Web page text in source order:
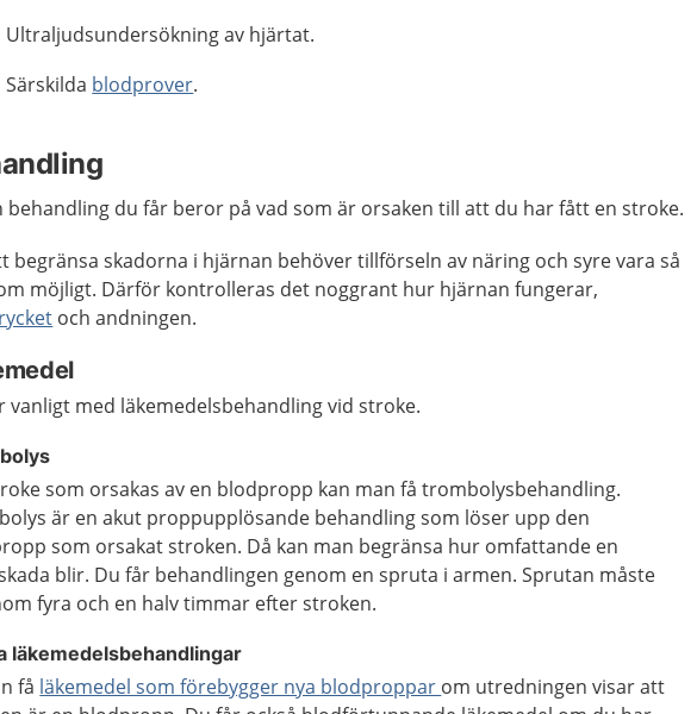
Ultraljudsundersökning av hjärtat.
Särskilda blodprover.
behandling du får beror på vad som är orsaken till att du har fått en stroke.
begränsa skadorna i hjärnan behöver tillförseln av näring och syre vara så
möjligt. Därför kontrolleras det noggrant hur hjärnan fungerar,
och andningen.
vanligt med läkemedelsbehandling vid stroke.
som orsakas av en blodpropp kan man få trombolysbehandling.
är en akut proppupplösande behandling som löser upp den
som orsakat stroken. Då kan man begränsa hur omfattande en
blir. Du får behandlingen genom en spruta i armen. Sprutan måste
fyra och en halv timmar efter stroken.
läkemedelsbehandlingar
få läkemedel som förebygger nya blodproppar om utredningen visar att